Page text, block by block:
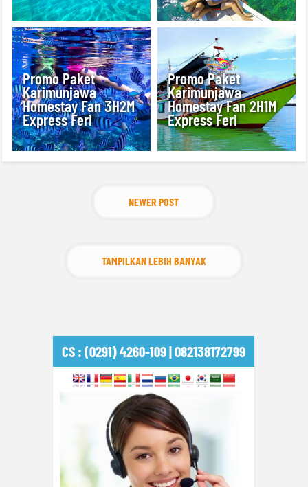
Promo Paket
Karimunjawa
Homestay Fan 3H2M
Express Feri
Promo Paket
Karimunjawa
Homestay Fan 2H1M
Express Feri
NEWER POST
TAMPILKAN LEBIH BANYAK
CS : (0291) 4260-109 | 082138172799